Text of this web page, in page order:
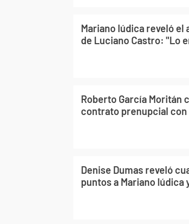
Mariano Iúdica reveló
de Luciano Castro: "Lo
Roberto García Moritán
contrato prenupcial con
Denise Dumas reveló
puntos a Mariano Iúdica